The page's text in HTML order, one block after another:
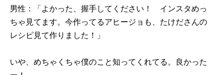
男性：「よかった、握手してください！ インスタめっ
ちゃ見てます。今作ってるアヒージョも、たけださんの
レシピ見て作りました！」
いや、めちゃくちゃ僕のこと知ってくれてる。良かった